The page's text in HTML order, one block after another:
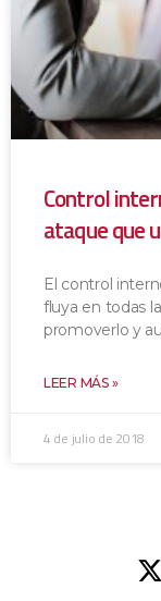
Control
ataque que
El control
fluya en todas
promoverlo y
LEER MÁS »
4 de julio de 2018